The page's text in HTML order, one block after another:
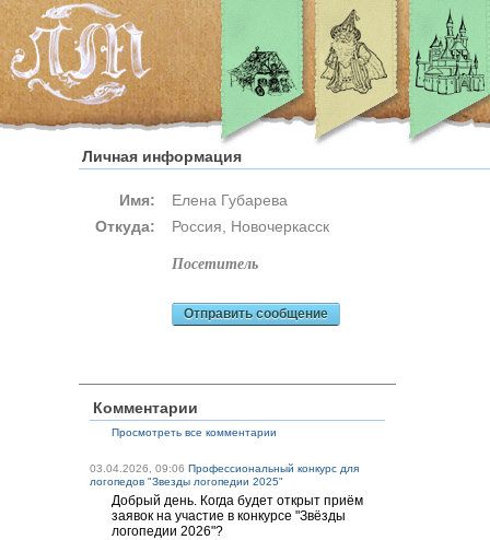
Личная информация
Имя:
Елена Губарева
Откуда:
Россия, Новочеркасск
посетитель
Отправить сообщение
Комментарии
Просмотреть все комментарии
03.04.2026, 09:06 Профессиональный конкурс для
логопедов "Звезды логопедии 2025"
Добрый день. Когда будет открыт приём
заявок на участие в конкурсе "Звёзды
логопедии 2026"?